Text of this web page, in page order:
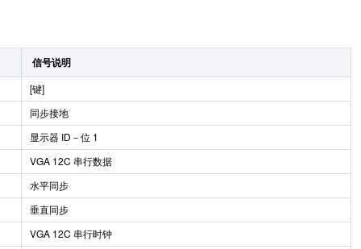
信号说明
[键]
同步接地
显示器 ID－位 1
VGA 12C 串行数据
水平同步
垂直同步
VGA 12C 串行时钟